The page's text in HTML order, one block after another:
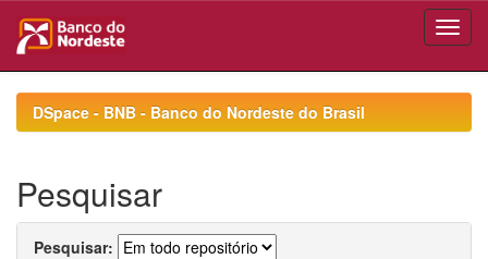
navigationDSpace - BNB - Banco do Nordeste do Brasil
Pesquisar
Pesquisar: